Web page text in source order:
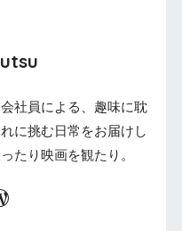
社員による、趣味に耽
に挑む日常をお届けし
たり映画を観たり。